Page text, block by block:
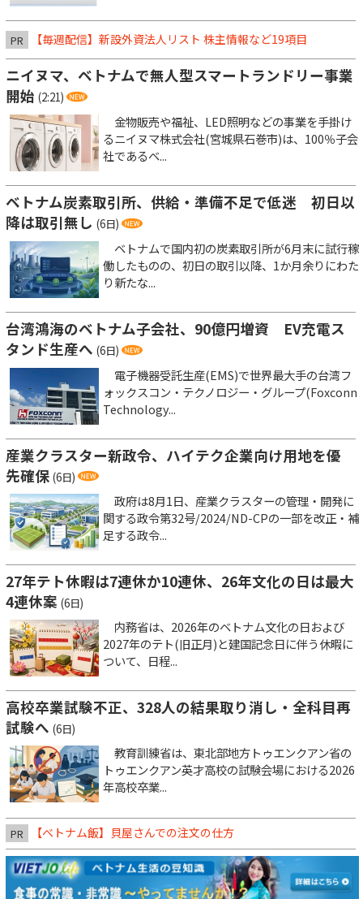
PR 【毎週配信】新設外資法人リスト 株主情報など19項目
ニイヌマ、ベトナムで無人型スマートランドリー事業
開始 (2:21)
金物販売や福祉、LED照明などの事業を手掛け
るニイヌマ株式会社(宮城県石巻市)は、100％子会
社であるベ...
ベトナム炭素取引所、供給・準備不足で低迷 初日以
降は取引無し (6日)
ベトナムで国内初の炭素取引所が6月末に試行稼
働したものの、初日の取引以降、1か月余りにわた
り新たな...
台湾鴻海のベトナム子会社、90億円増資 EV充電ス
タンド生産へ (6日)
電子機器受託生産(EMS)で世界最大手の台湾フ
ォックスコン・テクノロジー・グループ(Foxconn
Technology...
産業クラスター新政令、ハイテク企業向け用地を優
先確保 (6日)
政府は8月1日、産業クラスターの管理・開発に
関する政令第32号/2024/ND-CPの一部を改正・補
足する政令...
27年テト休暇は7連休か10連休、26年文化の日は最大
4連休案 (6日)
内務省は、2026年のベトナム文化の日および
2027年のテト(旧正月)と建国記念日に伴う休暇に
ついて、日程...
高校卒業試験不正、328人の結果取り消し・全科目再
試験へ (6日)
教育訓練省は、東北部地方トゥエンクアン省の
トゥエンクアン英才高校の試験会場における2026
年高校卒業...
PR 【ベトナム飯】貝屋さんでの注文の仕方